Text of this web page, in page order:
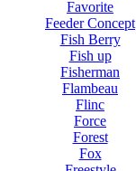
Favorite
Feeder Concept
Fish Berry
Fish up
Fisherman
Flambeau
Flinc
Force
Forest
Fox